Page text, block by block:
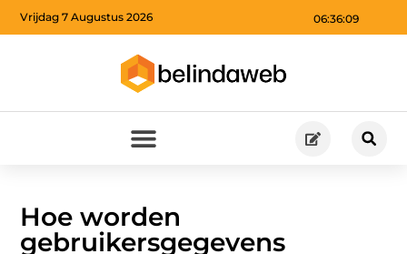
06:36:10
Vrijdag 7 Augustus 2026
Hoe worden
gebruikersgegevens